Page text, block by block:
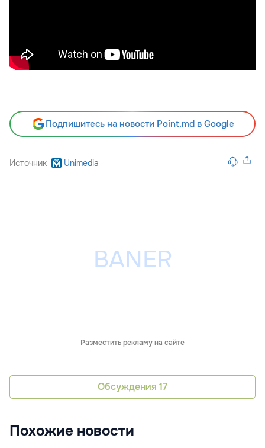
Подпишитесь на новости Point.md в Google
Источник Unimedia
Разместить рекламу на сайте
Обсуждения 17
Похожие новости